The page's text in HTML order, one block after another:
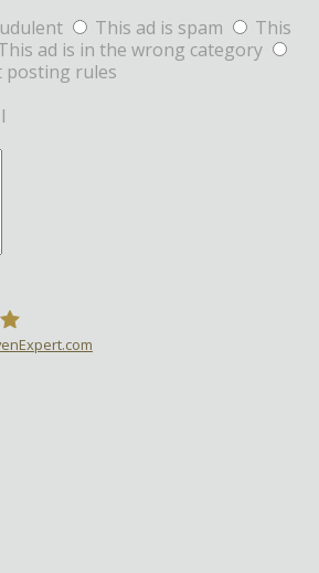
This ad is spam
This
ad is in the wrong category
posting rules